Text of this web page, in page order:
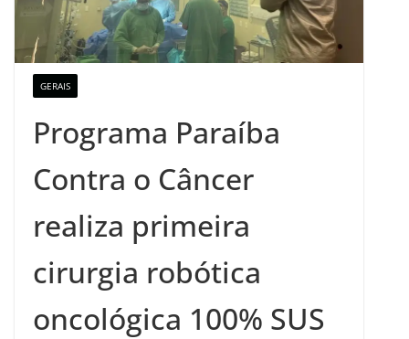
GERAIS
Programa Paraíba
Contra o Câncer
realiza primeira
cirurgia robótica
oncológica 100% SUS